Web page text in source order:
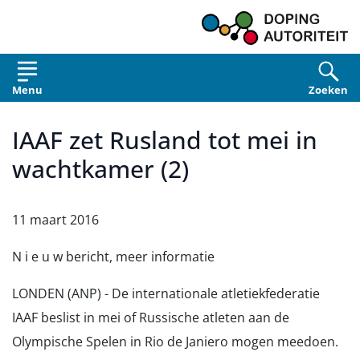
Menu Zoeken
IAAF zet Rusland tot mei in
wachtkamer (2)
11 maart 2016
N i e u w bericht, meer informatie
LONDEN (ANP) - De internationale atletiekfederatie
IAAF beslist in mei of Russische atleten aan de
Olympische Spelen in Rio de Janiero mogen meedoen.